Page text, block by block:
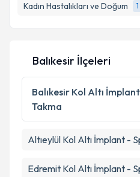
Kadın Hastalıkları ve Doğum
1
Balıkesir İlçeleri
Balıkesir Kol Altı
Takma
Altıeylül Kol Altı İmplant -
Edremit Kol Altı İmplant -